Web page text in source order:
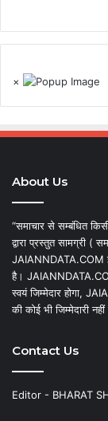
×
About Us
“समाचार से सम्बंधित
द्वारा प्रस्तुत सामग्री (
JAIANNDATA.COM
है।
स्वयं जिम्मेदार होगा,
की कोई भी जिम्मेदारी नहीं
Contact Us
Editor - BHARAT